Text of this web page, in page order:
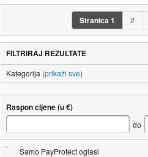
Stranica1 2
FILTRIRAJ REZULTATE
Kategorija (prikaži sve)
Raspon cijene (u €)
do
Samo PayProtect oglasi